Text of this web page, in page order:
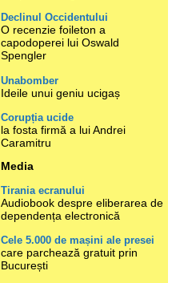
Declinul Occidentului
O recenzie foileton a
capodoperei lui Oswald
Spengler
Unabomber
Ideile unui geniu ucigaș
Corupția ucide
la fosta firmă a lui Andrei
Caramitru
Media
Tirania ecranului
Audiobook despre eliberarea de
dependența electronică
Cele 5.000 de mașini ale presei
care parchează gratuit prin
București